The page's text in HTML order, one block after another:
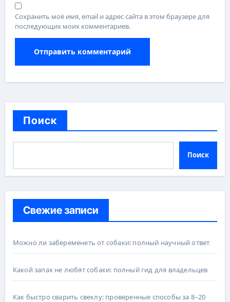
Сохранить моё имя, email и адрес сайта в этом браузере для
последующих моих комментариев.
Поиск
Поиск
Свежие записи
Можно ли забеременеть от собаки: полный научный ответ
Какой запах не любят собаки: полный гид для владельцев
Как быстро сварить свеклу: проверенные способы за 8–20